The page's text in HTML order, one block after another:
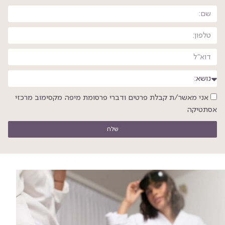
אני מאשר/ת קבלת פרטים ודברי פרסומת מיפה מקסימוב מרכזי
אסתטיקה
שלח